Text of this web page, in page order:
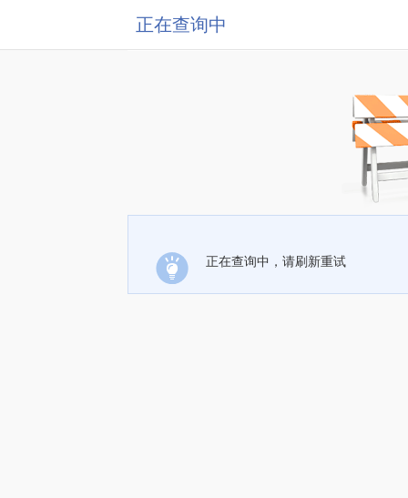
正在查询中
正在查询中，请刷新重试